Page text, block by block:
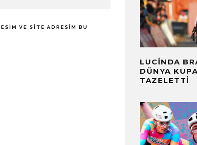
VE SITE ADRESIM BU
LUCINDA
DÜNYA
TAZELETTI